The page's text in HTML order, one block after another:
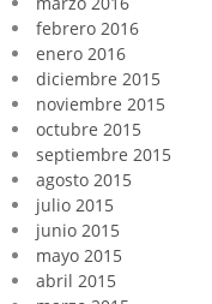
febrero 2016
enero 2016
diciembre 2015
noviembre 2015
octubre 2015
septiembre 2015
agosto 2015
julio 2015
junio 2015
mayo 2015
abril 2015